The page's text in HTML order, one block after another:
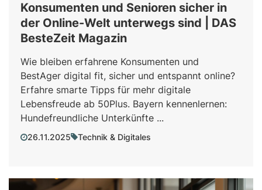
Konsumenten und Senioren sicher in
der Online-Welt unterwegs sind | DAS
BesteZeit Magazin
Wie bleiben erfahrene Konsumenten und
BestAger digital fit, sicher und entspannt online?
Erfahre smarte Tipps für mehr digitale
Lebensfreude ab 50Plus. Bayern kennenlernen:
Hundefreundliche Unterkünfte ...
26.11.2025 Technik & Digitales